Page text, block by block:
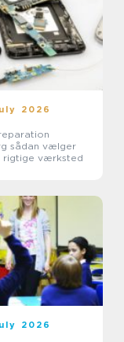
2026
rigtige værksted
2026